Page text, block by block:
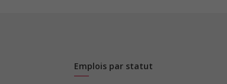
Emplois par statut